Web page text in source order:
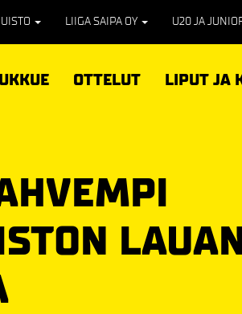
LIIGA SAIPA OY U20 JA
OTTELUT LIPUT JA